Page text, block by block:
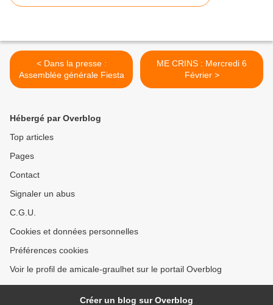
< Dans la presse :
Assemblée générale Fiesta
ME CRINS : Mercredi 6
Février >
Hébergé par Overblog
Top articles
Pages
Contact
Signaler un abus
C.G.U.
Cookies et données personnelles
Préférences cookies
Voir le profil de amicale-graulhet sur le portail Overblog
Créer un blog sur Overblog